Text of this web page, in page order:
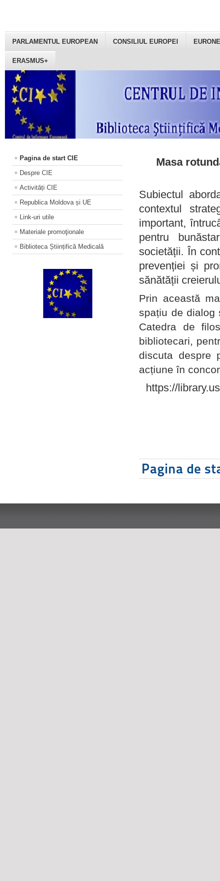
PARLAMENTUL EUROPEAN CONSILIUL EUROPEI
ERASMUS+
Pagina de start CIE
Despre CIE
Activități CIE
Republica Moldova și UE
Link-uri utile
Materiale promoţionale
Biblioteca Științifică Medicală
Masa
Subiectul
contextul
important,
pentru
societății. În
prevenției și
sănătății
Prin această
spațiu de dialog
Catedra de
bibliotecari,
discuta despre
acțiune în
https://
Pagina de